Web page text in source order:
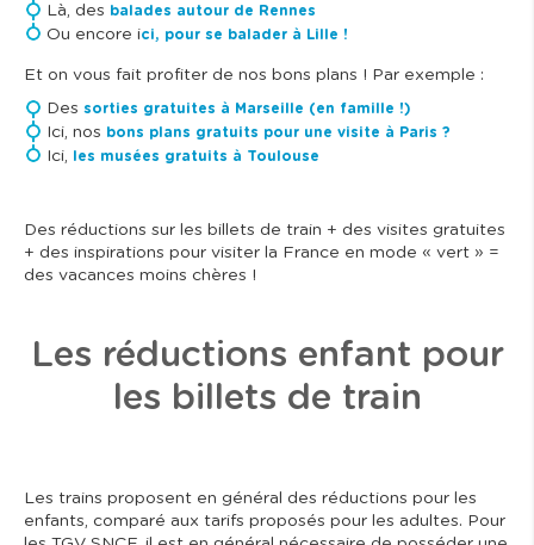
Là, des balades autour de Rennes
Ou encore ici, pour se balader à Lille !
Et on vous fait profiter de nos bons plans ! Par exemple :
Des sorties gratuites à Marseille (en famille !)
Ici, nos bons plans gratuits pour une visite à Paris ?
Ici, les musées gratuits à Toulouse
Des réductions sur les billets de train + des visites gratuites
+ des inspirations pour visiter la France en mode « vert » =
des vacances moins chères !
Les réductions enfant pour
les billets de train
Les trains proposent en général des réductions pour les
enfants, comparé aux tarifs proposés pour les adultes. Pour